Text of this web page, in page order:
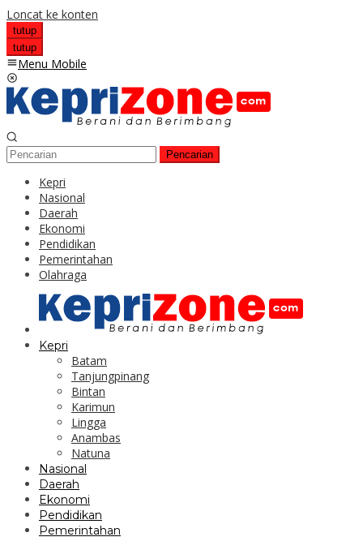
Loncat ke konten
tutup
tutup
Menu Mobile
Pencarian
Kepri
Nasional
Daerah
Ekonomi
Pendidikan
Pemerintahan
Olahraga
Kepri
Batam
Tanjungpinang
Bintan
Karimun
Lingga
Anambas
Natuna
Nasional
Daerah
Ekonomi
Pendidikan
Pemerintahan